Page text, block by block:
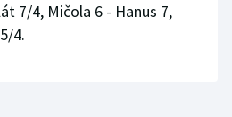
7/4, Mičola 6 - Hanus 7,
4.